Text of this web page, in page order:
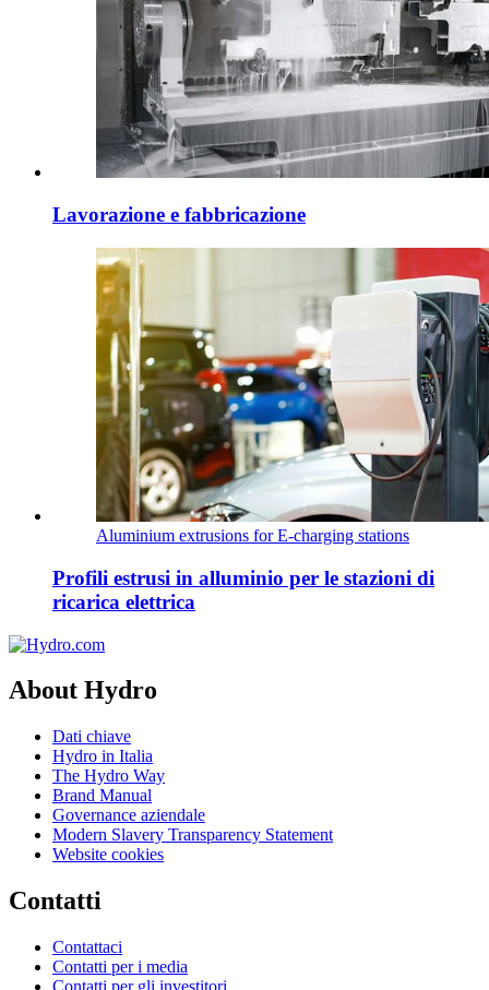
Lavorazione e fabbricazione
Aluminium extrusions for E-charging stations
Profili estrusi in alluminio per le stazioni di
ricarica elettrica
About Hydro
Dati chiave
Hydro in Italia
The Hydro Way
Brand Manual
Governance aziendale
Modern Slavery Transparency Statement
Website cookies
Contatti
Contattaci
Contatti per i media